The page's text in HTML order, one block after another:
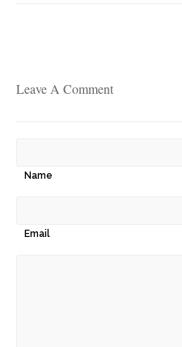
Leave A Comment
Name
Email